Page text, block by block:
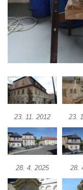
Socha svaté
ke kostelu
Vilémově
Socha svatého
Vilémově
Socha putti II. na
Nanebevzetí
Socha svaté
Vilémovský potok
Nanebevzetí
23. 11. 2012 23.
28. 4. 2025 28.